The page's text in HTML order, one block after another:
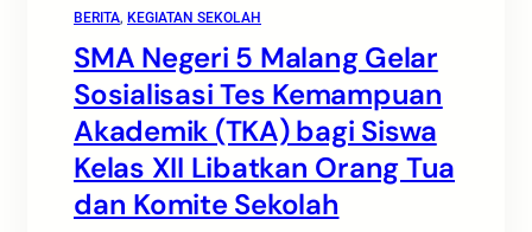
BERITA, KEGIATAN SEKOLAH
SMA Negeri 5 Malang Gelar
Sosialisasi Tes Kemampuan
Akademik (TKA) bagi Siswa
Kelas XII Libatkan Orang Tua
dan Komite Sekolah